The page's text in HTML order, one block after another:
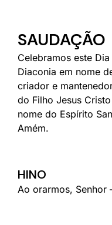
SAUDAÇÃO
Celebramos este
Diaconia em nome
criador e
do Filho Jesus
nome do Espírito
Amém.
HINO
Ao orarmos, Senhor